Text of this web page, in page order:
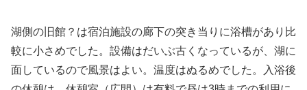
湖側の旧館？は宿泊施設の廊下の突き当りに浴槽があり比
較に小さめでした。設備はだいぶ古くなっているが、湖に
面しているので風景はよい。温度はぬるめでした。入浴後